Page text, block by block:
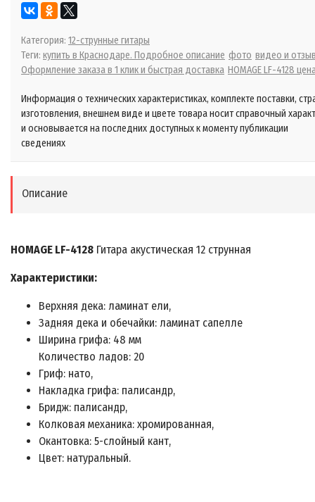
Категория: 12-струнные гитары
Теги: купить в Краснодаре. Подробное описание фото видео и
Оформление заказа в 1 клик и быстрая доставка HOMAGE LF-4128
Информация о технических характеристиках, комплекте поставки,
изготовления, внешнем виде и цвете товара носит справочный
и основывается на последних доступных к моменту публикации
сведениях
Описание
HOMAGE LF-4128 Гитара акустическая 12 струнная
Характеристики:
Верхняя дека: ламинат ели,
Задняя дека и обечайки: ламинат сапелле
Ширина грифа: 48 мм
Количество ладов: 20
Гриф: нато,
Накладка грифа: палисандр,
Бридж: палисандр,
Колковая механика: хромированная,
Окантовка: 5-слойный кант,
Цвет: натуральный.